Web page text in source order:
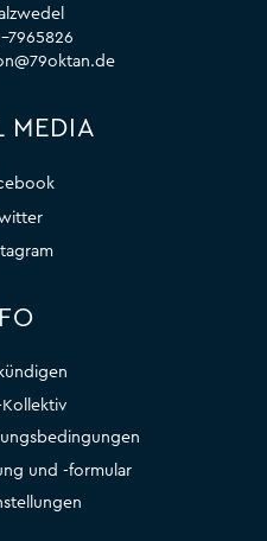
7965826
MEDIA
und -formular